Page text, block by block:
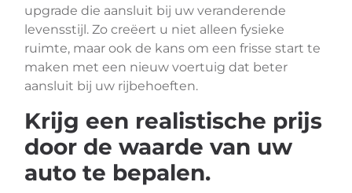
upgrade die aansluit bij uw veranderende
levensstijl. Zo creëert u niet alleen fysieke
ruimte, maar ook de kans om een frisse start te
maken met een nieuw voertuig dat beter
aansluit bij uw rijbehoeften.
Krijg een realistische prijs
door de waarde van uw
auto te bepalen.